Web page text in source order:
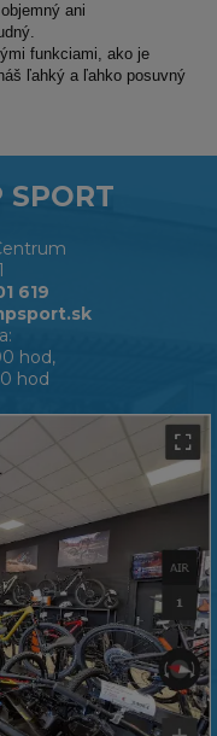
ani
funkciami, ako je
ľahký a ľahko posuvný
619
hod,
hod